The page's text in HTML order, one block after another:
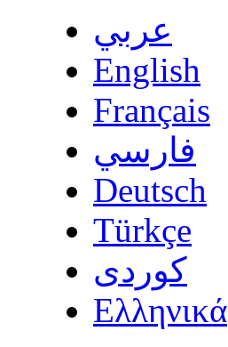
عربي
English
Français
فارسي
Deutsch
Türkçe
كوردى
Ελληνικά